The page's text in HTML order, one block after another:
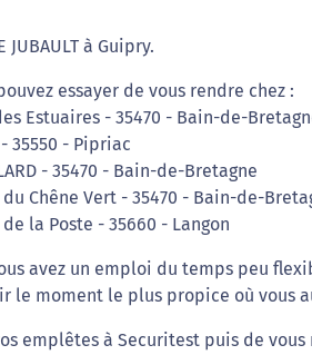
à Guipry.
essayer de vous rendre chez :
Estuaires - 35470 - Bain-de-
35550 - Pipriac
- 35470 - Bain-de-Bretagne
Chêne Vert - 35470 - Bain-de-
la Poste - 35660 - Langon
avez un emploi du temps peu
le moment le plus propice où vous
emplêtes à Securitest puis de